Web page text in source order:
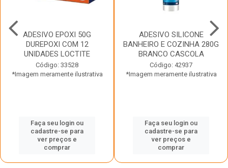
ADESIVO EPOXI 50G
DUREPOXI COM 12
UNIDADES LOCTITE
Código: 33528
*Imagem meramente ilustrativa
Faça seu login ou
cadastre-se para
ver preços e
comprar
ADESIVO SILICONE
BANHEIRO E COZINHA 280G
BRANCO CASCOLA
Código: 42937
*Imagem meramente ilustrativa
Faça seu login ou
cadastre-se para
ver preços e
comprar